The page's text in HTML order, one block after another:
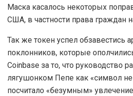
Маска касалось некоторых
США, в частности права граждан
Так же токен успел обзавестись
поклонников, которые
Coinbase за то, что руководство
лягушонком Пепе как «символ
посчитало «безумным»